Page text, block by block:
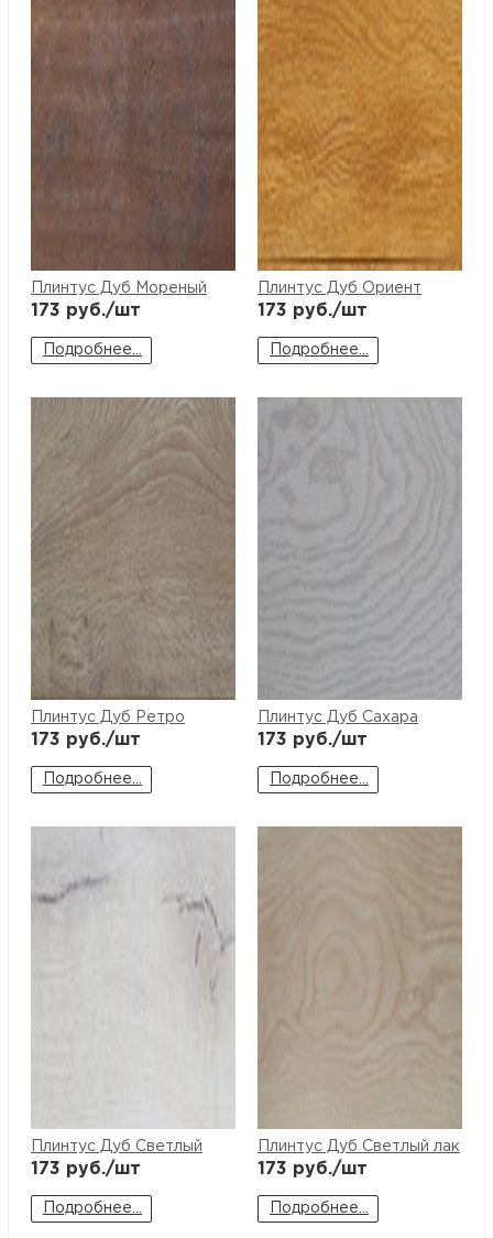
Плинтус Дуб Мореный
173 руб./шт
Подробнее...
Плинтус Дуб Ориент
173 руб./шт
Подробнее...
Плинтус Дуб Ретро
173 руб./шт
Подробнее...
Плинтус Дуб Сахара
173 руб./шт
Подробнее...
Плинтус Дуб Светлый
173 руб./шт
Подробнее...
Плинтус Дуб Светлый лак
173 руб./шт
Подробнее...